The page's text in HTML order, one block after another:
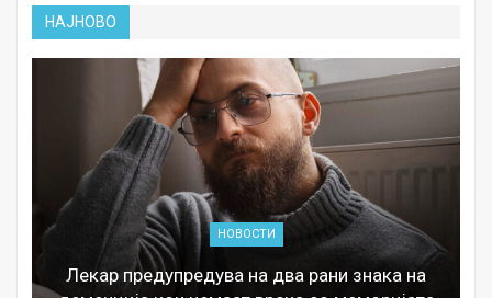
НАЈНОВО
НОВОСТИ
Лекар предупредува на два рани знака на